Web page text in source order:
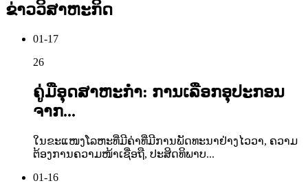
ຂ່າວວິສາຫະກິດ
01-17
26
ຄູ່ມືອຸດສາຫະກຳ: ການເລືອກອຸປະກອນ
ຈາກ...
ໃນຂະແໜງໂລຫະທີ່ມີຄ່າທີ່ມີການພັດທະນາຢ່າງໄວວາ, ຄວາມ
ຕ້ອງການຄວາມໜ້າເຊື່ອຖື, ປະສິດທິພາບ...
01-16